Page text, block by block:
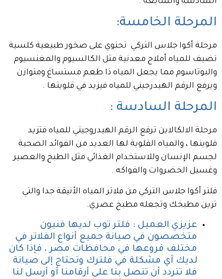
المرحلة الخامسة:
مرحلة أكوا جلاس التركي تحتوي على صخور طبيعية كلسية
تضيف للمياه أملاح معدنية مثل الكالسيوم والمغنسيوم
والبوتاسوم مما يجعل المياه ذا طعم مستساغ ومتوازن
ويرفع الرقم الهيدرجيني للمياه فيزيد في قلويتها .
المرحلة السادسة :
مرحلة الالكالاين ترفع الرقم الهيدروجيني للمياه فتزيد
قلويتها ، والمياه القلوية لها العديد من الفوائد الصحية
لجسم الإنسان وللاستخدام الغذائي مثل الطبخ والعصير
وغسيل الخضروات والفواكه .
فلتر أكوا جلاس التركي من فلاتر المياه الأنيقة جدا والتي
تزين مطبخك وتجعله مطبخ عصري.
عزيزي العميل : فلتر توب لديها فنيون
متخصصون في صيانة جميع أنواع الفلاتر في
مختلف فروعها في محافظات مصر ، فإذا كان
لديك أي مشكلة في فلترك وتحتاج إلى صيانة
فلا تتردد أن تتصل بنا على أرقامنا أو أرسل لنا